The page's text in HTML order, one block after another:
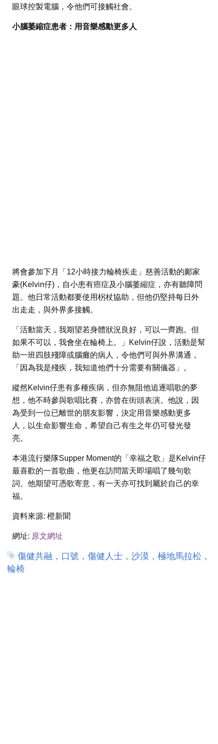
眼球控製電腦，令他們可接觸社會。
小腦萎縮症患者：用音樂感動更多人
將會參加下月「12小時接力輪椅疾走」慈善活動的鄺家
豪(Kelvin仔)，自小患有癌症及小腦萎縮症，亦有聽障問
題。他日常活動都要使用柺杖協助，但他仍堅持每日外
出走走，與外界多接觸。
「活動當天，我期望若身體狀況良好，可以一齊跑。但
如果不可以，我會坐在輪椅上。」Kelvin仔說，活動是幫
助一班四肢殘障或腦癱的病人，令他們可與外界溝通，
「因為我是殘疾，我知道他們十分需要有關儀器」。
縱然Kelvin仔患有多種疾病，但亦無阻他追逐唱歌的夢
想，他不時參與歌唱比賽，亦曾在街頭表演。他說，因
為受到一位已離世的朋友影響，決定用音樂感動更多
人，以生命影響生命，希望自己有生之年仍可發光發
亮。
本港流行樂隊Supper Moment的「幸福之歌」是Kelvin仔
最喜歡的一首歌曲，他更在訪問當天即場唱了幾句歌
詞。他期望可憑歌寄意，有一天亦可找到屬於自己的幸
福。
資料來源: 橙新聞
網址: 原文網址
傷健共融，口號，傷健人士，沙漠，極地馬拉松，
輪椅